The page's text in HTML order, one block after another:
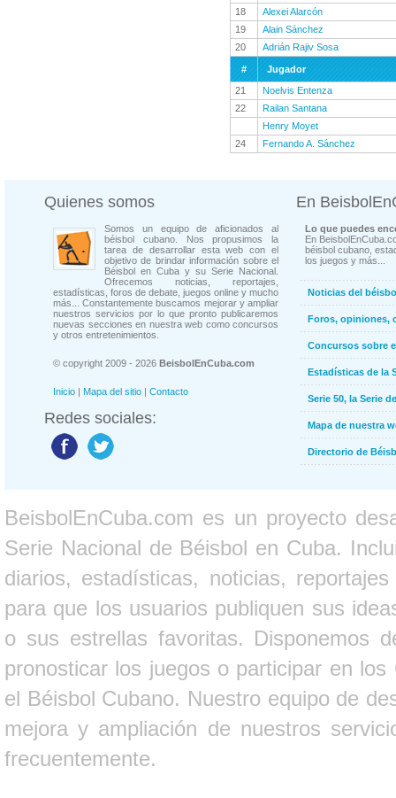
18
Alexei Alarcón
19
Alain Sánchez
20
Adrián Rajiv Sosa
#
Jugador
21
Noelvis Entenza
22
Railan Santana
Henry Moyet
24
Fernando A. Sánchez
Quienes somos
Somos un equipo de aficionados al
béisbol cubano. Nos propusimos la
tarea de desarrollar esta web con el
objetivo de brindar información sobre el
Béisbol en Cuba y su Serie Nacional.
Ofrecemos noticias, reportajes,
estadísticas, foros de debate, juegos online y mucho
más... Constantemente buscamos mejorar y ampliar
nuestros servicios por lo que pronto publicaremos
nuevas secciones en nuestra web como concursos
y otros entretenimientos.
© copyright 2009 - 2026 BeisbolEnCuba.com
Inicio | Mapa del sitio | Contacto
Redes sociales:
En
Lo que puedes
En
béisbol cubano,
los juegos y más...
Noticias del
Foros, opiniones,
Concursos sobre
Estadísticas de la
Serie 50, la Serie
Mapa de nuestra
Directorio de
BeisbolEnCuba.com es un proyecto
Serie Nacional de Béisbol en Cuba.
diarios, estadísticas, noticias,
para que los usuarios publiquen sus
o sus estrellas favoritas. Disponemos
pronosticar los juegos o participar en
el Béisbol Cubano. Nuestro equipo de
mejora y ampliación de nuestros
frecuentemente.